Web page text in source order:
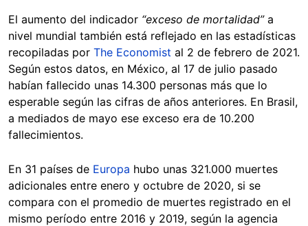
El aumento del indicador “exceso de mortalidad”a
nivel mundial también está reflejado en las estadísticas
recopiladas por The Economist al 2 de febrero de 2021.
Según estos datos, en México, al 17 de julio pasado
habían fallecido unas 14.300 personas más que lo
esperable según las cifras de años anteriores. En Brasil,
a mediados de mayo ese exceso era de 10.200
fallecimientos.
En 31 países de Europa hubo unas 321.000 muertes
adicionales entre enero y octubre de 2020, si se
compara con el promedio de muertes registrado en el
mismo período entre 2016 y 2019, según la agencia